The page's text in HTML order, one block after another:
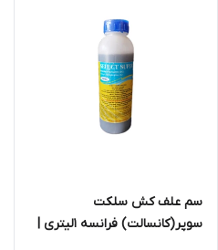
سم علف کش سلکت
سوپر(کانسالت) فرانسه 1لیتری |